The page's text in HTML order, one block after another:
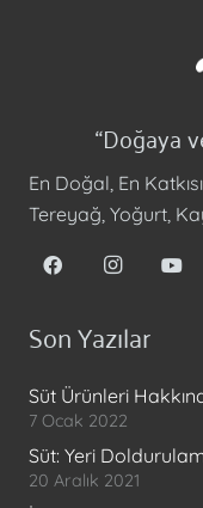
“Doğaya
En Doğal, En
Tereyağ, Yoğurt,
Son Yazılar
Süt Ürünleri
7 Ocak 2022
Süt: Yeri
20 Aralık 2021